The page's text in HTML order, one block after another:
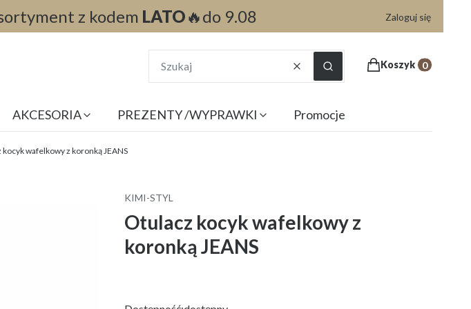
z kodem LATO🔥do 9.08 Zaloguj się
WyczyśćSzukaj Produkty w
Koszyk
AKCESORIA PREZENTY /WYPRAWKI
Promocje
kocyk wafelkowy z koronką JEANS
KIMI-STYL
Otulacz kocyk wafelkowy z
koronką JEANS